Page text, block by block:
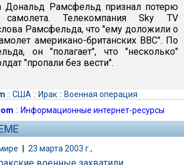
Дональд Рамсфельд признал потерю
самолета. Телекомпания Sky TV
Рамсфельда, что "ему доложили о
американо-британских ВВС". По
он "полагает", что "несколько"
"пропали без вести".
:: США :: Ирак:: Военная операция
:: Информационные интернет-ресурсы
| 23 марта 2003 г.,
военные захватили